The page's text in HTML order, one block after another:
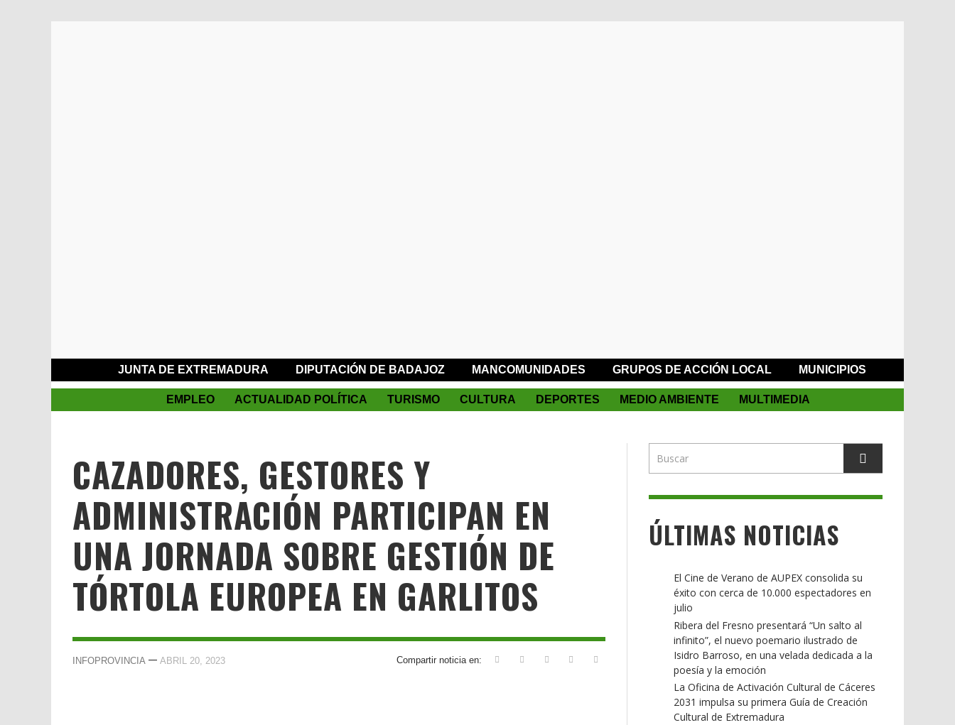
JUNTA DE EXTREMADURA DIPUTACIÓN DE BADAJOZ MANCOMUNIDADES GRUPOS DE ACCIÓN LOCAL MUNICIPIOS
EMPLEO ACTUALIDAD POLÍTICA TURISMO CULTURA DEPORTES MEDIO AMBIENTE MULTIMEDIA
CAZADORES, GESTORES Y
ADMINISTRACIÓN PARTICIPAN EN
UNA JORNADA SOBRE GESTIÓN DE
TÓRTOLA EUROPEA EN GARLITOS
Compartir noticia en:
INFOPROVINCIA — ABRIL 20, 2023
ÚLTIMAS NOTICIAS
El Cine de Verano de AUPEX consolida su
éxito con cerca de 10.000 espectadores en
julio
Ribera del Fresno presentará “Un salto al
infinito”, el nuevo poemario ilustrado de
Isidro Barroso, en una velada dedicada a la
poesía y la emoción
La Oficina de Activación Cultural de Cáceres
2031 impulsa su primera Guía de Creación
Cultural de Extremadura